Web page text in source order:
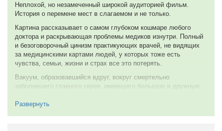
Неплохой, но незамеченный широкой аудиторией фильм.
История о перемене мест в слагаемом и не только.
Картина рассказывает о самом глубоком кошмаре любого
доктора и раскрывающая проблемы медиков изнутри. Полный
и безоговорочный цинизм практикующих врачей, не видящих
за медицинскими картами людей, у которых тоже есть
чувства, семьи, жизни и страх все это потерять.
Вакуум, образовавшийся вдруг, вокруг смертельно
заболевшего главного героя, имеющего большую и дружную
Больному кажется, что весь мир превратился в огромную,
Развернуть